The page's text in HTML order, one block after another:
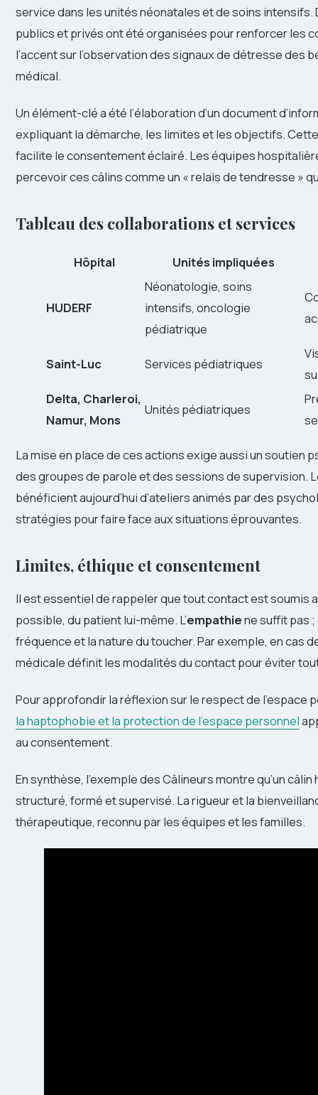
service dans les unités néonatales et de soins
publics et privés ont été organisées pour renforcer les
l’accent sur l’observation des signaux de détresse des
médical.
Un élément-clé a été l’élaboration d’un document
expliquant la démarche, les limites et les objectifs.
facilite le consentement éclairé. Les équipes
percevoir ces câlins comme un « relais de tendresse »
Tableau des collaborations et services
Hôpital Unités impliquées
HUDERF
Néonatologie, soins
intensifs, oncologie
pédiatrique
Saint-Luc Services pédiatriques
Delta, Charleroi,
Namur, Mons
Unités pédiatriques
La mise en place de ces actions exige aussi un soutien
des groupes de parole et des sessions de supervision.
bénéficient aujourd’hui d’ateliers animés par des
stratégies pour faire face aux situations éprouvantes.
Limites, éthique et consentement
Il est essentiel de rappeler que tout contact est soumis
possible, du patient lui-même. L’empathiene suffit pas
fréquence et la nature du toucher. Par exemple, en cas
médicale définit les modalités du contact pour éviter
Pour approfondir la réflexion sur le respect de l’espace
la haptophobie et la protection de l’espace personnel
au consentement.
En synthèse, l’exemple des Câlineurs montre qu’un
structuré, formé et supervisé. La rigueur et la
thérapeutique, reconnu par les équipes et les familles.